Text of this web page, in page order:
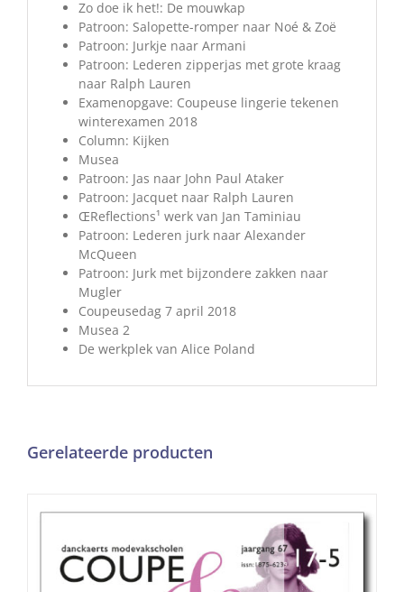
Zo doe ik het!: De mouwkap
Patroon: Salopette-romper naar Noé & Zoë
Patroon: Jurkje naar Armani
Patroon: Lederen zipperjas met grote kraag
naar Ralph Lauren
Examenopgave: Coupeuse lingerie tekenen
winterexamen 2018
Column: Kijken
Musea
Patroon: Jas naar John Paul Ataker
Patroon: Jacquet naar Ralph Lauren
ŒReflections¹ werk van Jan Taminiau
Patroon: Lederen jurk naar Alexander
McQueen
Patroon: Jurk met bijzondere zakken naar
Mugler
Coupeusedag 7 april 2018
Musea 2
De werkplek van Alice Poland
Gerelateerde producten